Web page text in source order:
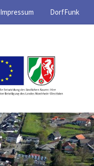
Impressum DorfFunk